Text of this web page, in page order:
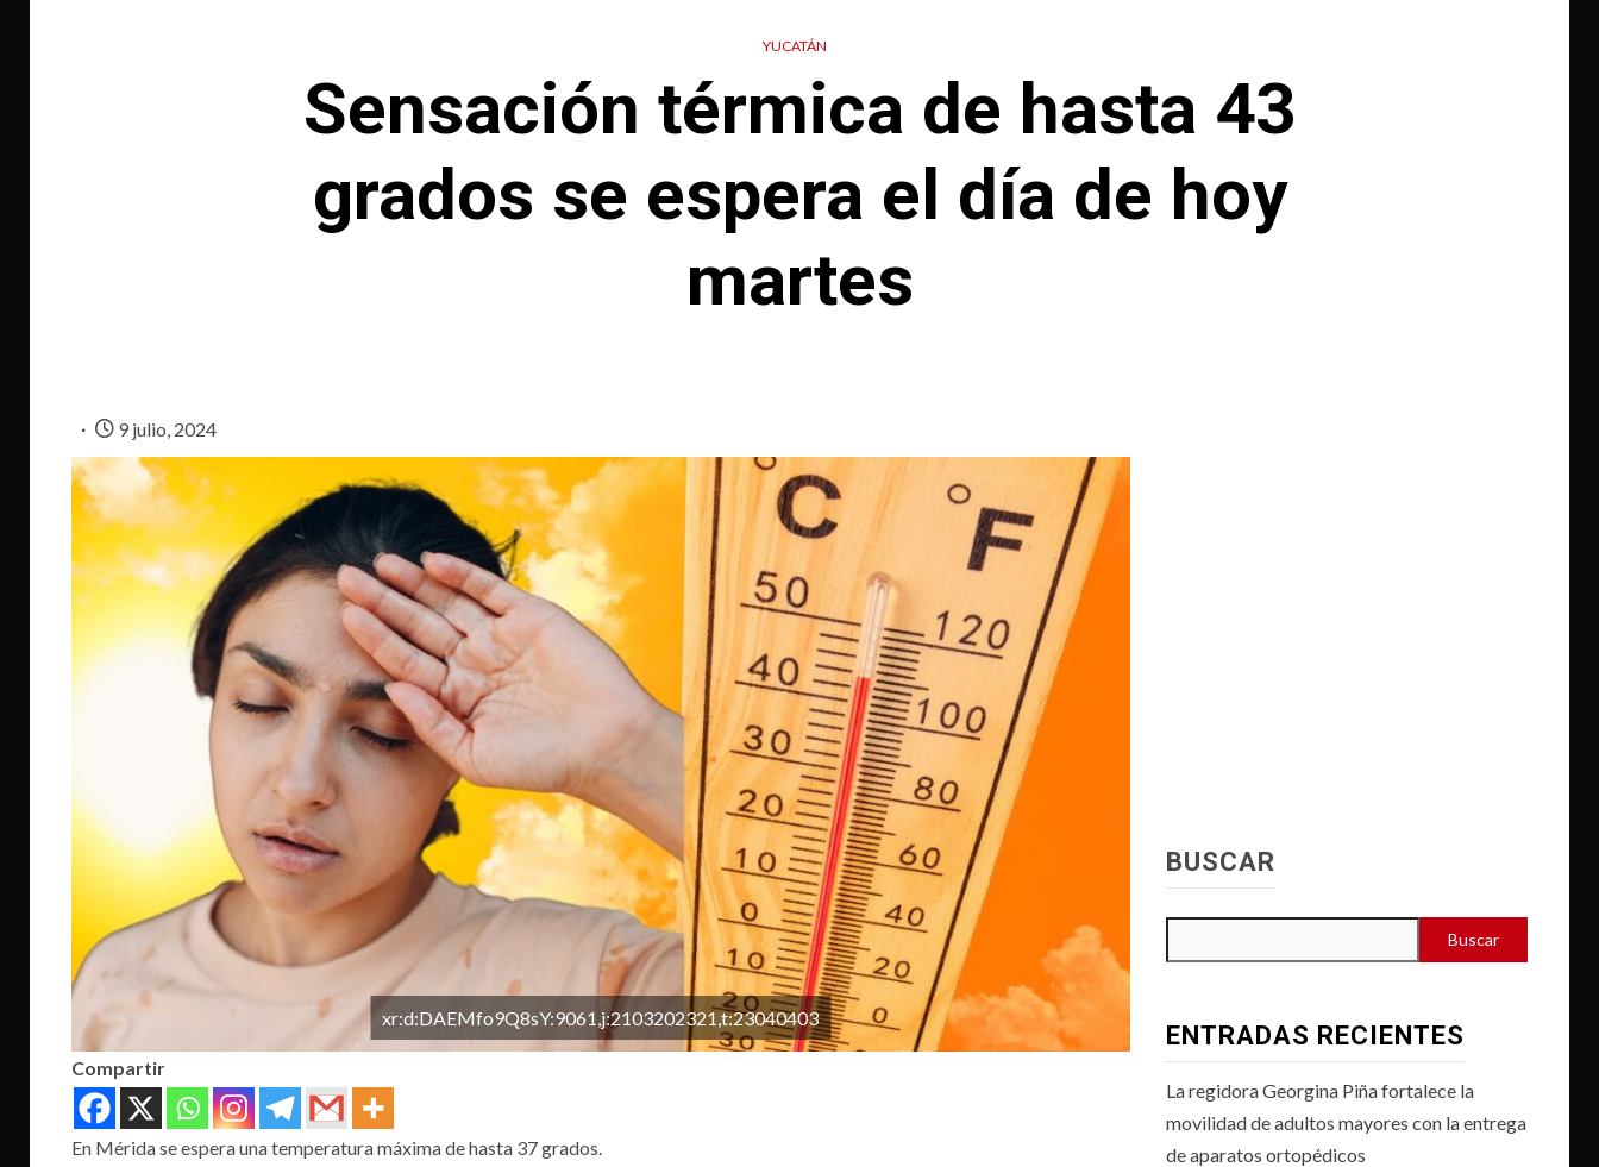
YUCATÁN
Sensación térmica de hasta 43
grados se espera el día de hoy
martes
9 julio, 2024
xr:d:DAEMfo9Q8sY:9061,j:2103202321,t:23040403
Compartir
En Mérida se espera una temperatura máxima de hasta 37 grados.
BUSCAR
Buscar
ENTRADAS RECIENTES
La regidora Georgina Piña fortalece la
movilidad de adultos mayores con la entrega
de aparatos ortopédicos